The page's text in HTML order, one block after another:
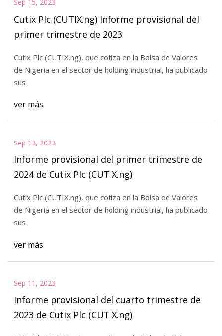
Sep 15, 2023
Cutix Plc (CUTIX.ng) Informe provisional del
primer trimestre de 2023
Cutix Plc (CUTIX.ng), que cotiza en la Bolsa de Valores
de Nigeria en el sector de holding industrial, ha publicado
sus
ver más
Sep 13, 2023
Informe provisional del primer trimestre de
2024 de Cutix Plc (CUTIX.ng)
Cutix Plc (CUTIX.ng), que cotiza en la Bolsa de Valores
de Nigeria en el sector de holding industrial, ha publicado
sus
ver más
Sep 11, 2023
Informe provisional del cuarto trimestre de
2023 de Cutix Plc (CUTIX.ng)